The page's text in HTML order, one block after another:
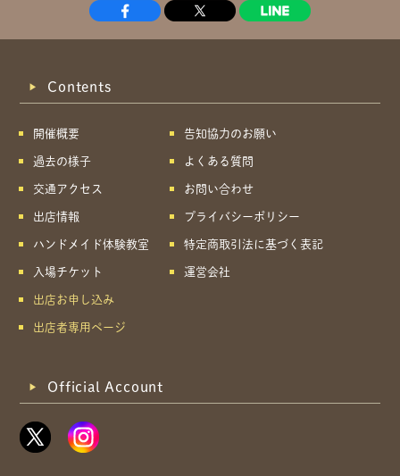
Contents
開催概要
過去の様子
交通アクセス
出店情報
ハンドメイド体験教室
入場チケット
出店お申し込み
出店者専用ページ
告知協力のお願い
よくある質問
お問い合わせ
プライバシーポリシー
特定商取引法に基づく表記
運営会社
Official Account